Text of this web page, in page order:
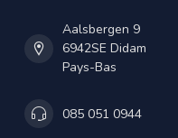
Aalsbergen 9
6942SE Didam
Pays-Bas
085 051 0944